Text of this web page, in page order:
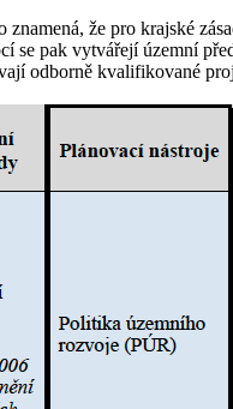
že pro krajské
se pak vytvářejí územní
odborně kvalifikované